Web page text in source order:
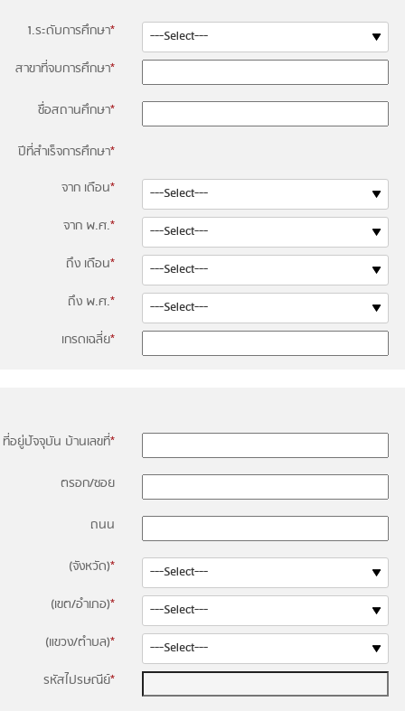
1.ระดับการศึกษา*
สาขาที่จบการศึกษา*
ชื่อสถานศึกษา*
ปีที่สำเร็จการศึกษา*
จาก เดือน*
จาก พ.ศ.*
ถึง เดือน*
ถึง พ.ศ.*
เกรดเฉลี่ย*
ที่อยู่ปัจจุบัน บ้านเลขที่*
ตรอก/ซอย
ถนน
(จังหวัด)*
(เขต/อำเภอ)*
(แขวง/ตำบล)*
รหัสไปรษณีย์*